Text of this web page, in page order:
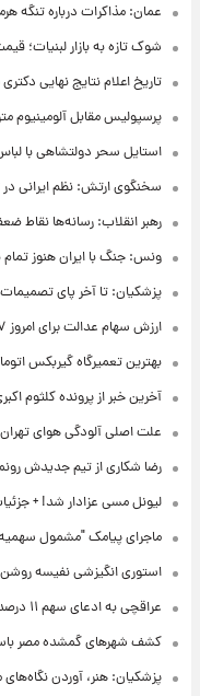
عمان: مذاکرات درباره تنگه
شوک تازه به بازار لبنیات؛
تاریخ اعلام نتایج نهایی
پرسپولیس مقابل آلومینیوم
استایل سحر دولتشاهی با
سخنگوی ارتش: نظم ایرانی
رهبر انقلاب: رسانه‌ها نقاط
ونس: جنگ با ایران هنوز
پزشکیان: تا آخر پای تصمیمات
ارزش سهام عدالت برای امروز ۱۷ مرداد ۱۴۰۵ + جدول
بهترین تعمیرگاه گیربکس
آخرین خبر از پرونده کلثوم
علت اصلی آلودگی هوای تهران
رضا شکاری از تیم جدیدش
لیونل مسی عزادار شد! +
ماجرای پیامک "مشمول
استوری انگیزشی نفیسه
عراقچی به ادعای سهم ۱۱ درصدی ایران از خزر پاسخ داد
کشف شهرهای گمشده مصر
پزشکیان: هنر، آوردن